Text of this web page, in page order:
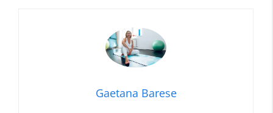
Gaetana Barese